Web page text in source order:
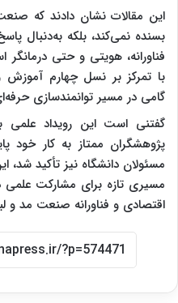
این مقالات نشان دادند که
بسنده نمی‌کند، بلکه به‌دنبال
فناورانه، هویتی و حتی
با تمرکز بر نسل چهارم
گامی در مسیر توانمندسازی
گفتنی است این رویداد علمی
پژوهشگران ممتاز به کار خود
مسئولان دانشگاه نیز تأکید شد،
مسیری تازه برای مشارکت
اقتصادی و فناورانه صنعت مد